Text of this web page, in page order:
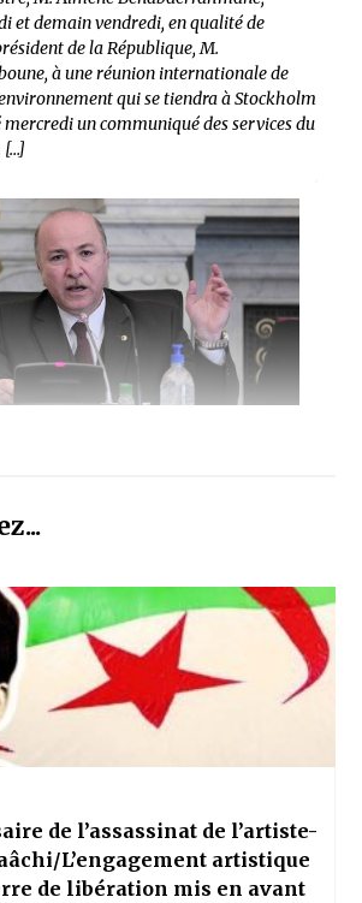
et demain vendredi, en qualité de
de la République, M.
à une réunion internationale de
qui se tiendra à Stockholm
mercredi un communiqué des services du
[…]
de l’assassinat de l’artiste-
L’engagement artistique
de libération mis en avant